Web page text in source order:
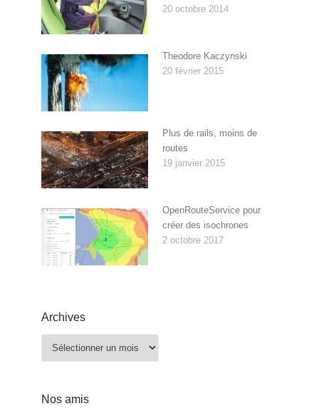
20 octobre 2014
Theodore Kaczynski
20 février 2015
Plus de rails, moins de
routes
19 janvier 2015
OpenRouteService pour
créer des isochrones
2 octobre 2017
Archives
Nos amis